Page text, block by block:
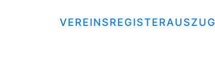
VEREINSREGISTERAUSZUG